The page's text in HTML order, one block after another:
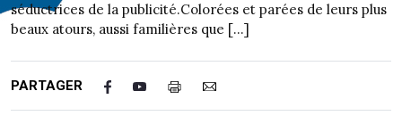
séductrices de la publicité.Colorées et parées de leurs plus
beaux atours, aussi familières que […]
PARTAGER